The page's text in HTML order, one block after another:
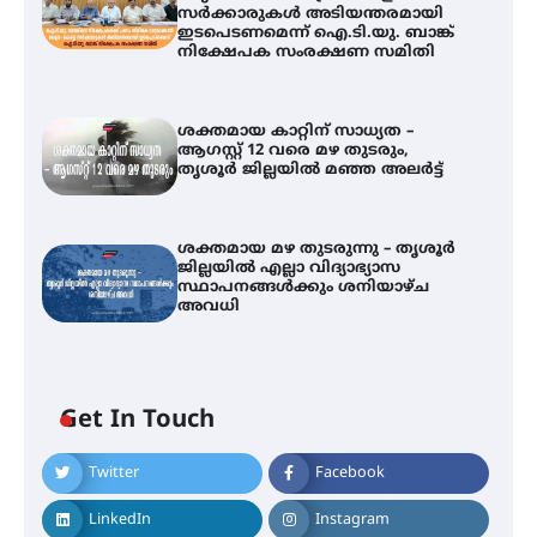
സർക്കാരുകൾ അടിയന്തരമായി
ഇടപെടണമെന്ന് ഐ.ടി.യു. ബാങ്ക്
നിക്ഷേപക സംരക്ഷണ സമിതി
ശക്തമായ കാറ്റിന് സാധ്യത –
ആഗസ്റ്റ് 12 വരെ മഴ തുടരും,
തൃശൂർ ജില്ലയിൽ മഞ്ഞ അലർട്ട്
ശക്തമായ മഴ തുടരുന്നു – തൃശൂർ
ജില്ലയിൽ എല്ലാ വിദ്യാഭ്യാസ
സ്ഥാപനങ്ങൾക്കും ശനിയാഴ്ച
അവധി
Get In Touch
Twitter Facebook
LinkedIn Instagram
ഐ.ടി.യു. ബാങ്കിലെ
നിക്ഷേപകർക്ക് പണം തിരികെ
ലഭ്യമാക്കാൻ കേന്ദ്ര-കേരള
സർക്കാരുകൾ അടിയന്തരമായി
ഇടപെടണമെന്ന് ഐ.ടി.യു. ബാങ്ക്
നിക്ഷേപക സംരക്ഷണ സമിതി